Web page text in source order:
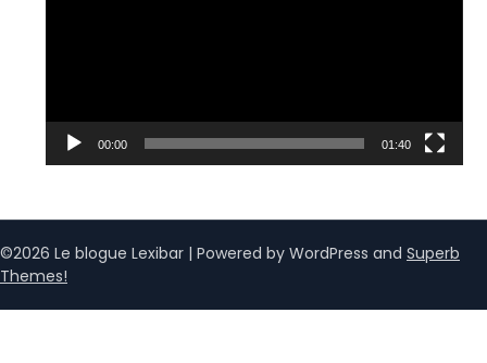
00:00 01:40
©2026 Le blogue Lexibar | Powered by WordPress and Superb
Themes!